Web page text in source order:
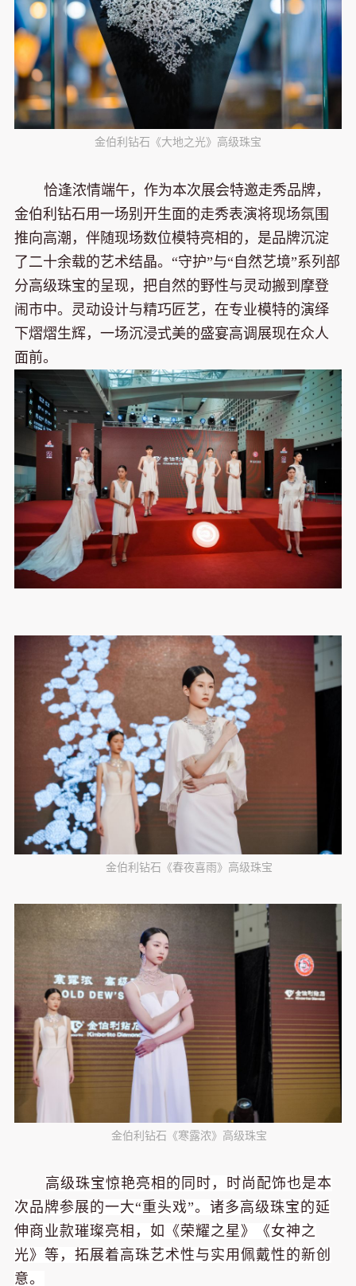
金伯利钻石《大地之光》高级珠宝
恰逢浓情端午，作为本次展会特邀走秀品牌，
金伯利钻石用一场别开生面的走秀表演将现场氛围
推向高潮，伴随现场数位模特亮相的，是品牌沉淀
了二十余载的艺术结晶。“守护”与“自然艺境”系列部
分高级珠宝的呈现，把自然的野性与灵动搬到摩登
闹市中。灵动设计与精巧匠艺，在专业模特的演绎
下熠熠生辉，一场沉浸式美的盛宴高调展现在众人
面前。
金伯利钻石《春夜喜雨》高级珠宝
金伯利钻石《寒露浓》高级珠宝
高级珠宝惊艳亮相的同时，时尚配饰也是本
次品牌参展的一大“重头戏”。诸多高级珠宝的延
伸商业款璀璨亮相，如《荣耀之星》《女神之
光》等，拓展着高珠艺术性与实用佩戴性的新创
意。